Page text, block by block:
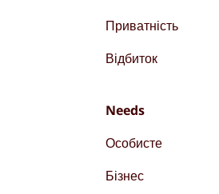
Приватність
Відбиток
Needs
Особисте
Бізнес